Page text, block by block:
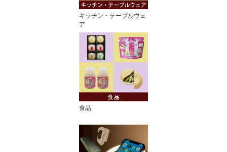
キッチン・テーブルウェ
ア
食品